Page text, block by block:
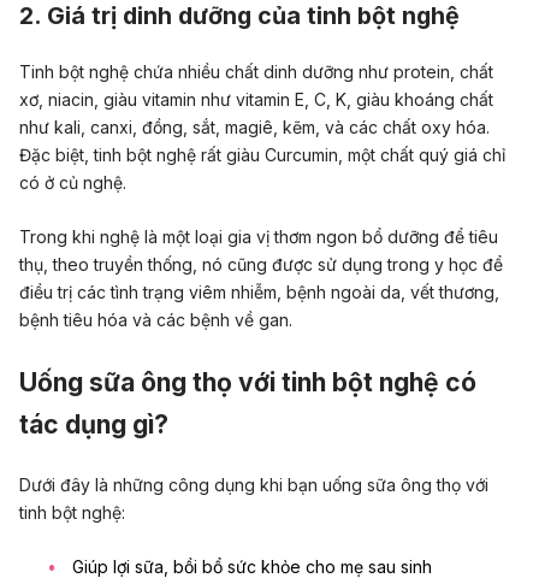
2. Giá trị dinh dưỡng của tinh bột nghệ
Tinh bột nghệ chứa nhiều chất dinh dưỡng như protein, chất
xơ, niacin, giàu vitamin như vitamin E, C, K, giàu khoáng chất
như kali, canxi, đồng, sắt, magiê, kẽm, và các chất oxy hóa.
Đặc biệt, tinh bột nghệ rất giàu Curcumin, một chất quý giá chỉ
có ở củ nghệ.
Trong khi nghệ là một loại gia vị thơm ngon bổ dưỡng để tiêu
thụ, theo truyền thống, nó cũng được sử dụng trong y học để
điều trị các tình trạng viêm nhiễm, bệnh ngoài da, vết thương,
bệnh tiêu hóa và các bệnh về gan.
Uống sữa ông thọ với tinh bột nghệ có
tác dụng gì?
Dưới đây là những công dụng khi bạn uống sữa ông thọ với
tinh bột nghệ:
Giúp lợi sữa, bồi bổ sức khỏe cho mẹ sau sinh